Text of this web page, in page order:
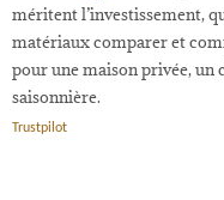
méritent l’investissement,
matériaux comparer et
pour une maison privée, un
saisonnière.
Trustpilot